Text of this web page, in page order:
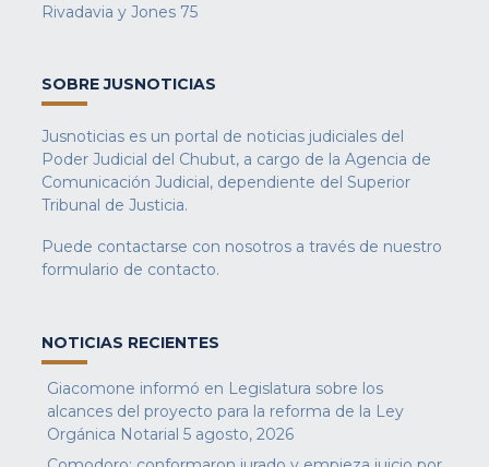
Rivadavia y Jones 75
SOBRE JUSNOTICIAS
Jusnoticias es un portal de noticias judiciales del
Poder Judicial del Chubut, a cargo de la Agencia de
Comunicación Judicial, dependiente del Superior
Tribunal de Justicia.
Puede contactarse con nosotros a través de nuestro
formulario de contacto.
NOTICIAS RECIENTES
Giacomone informó en Legislatura sobre los
alcances del proyecto para la reforma de la Ley
Orgánica Notarial 5 agosto, 2026